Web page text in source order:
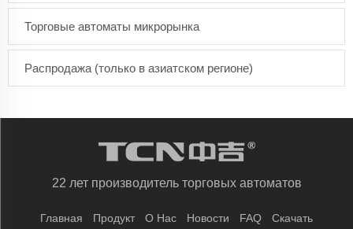
Торговые автоматы микрорынка
Распродажа (только в азиатском регионе)
22 лет производитель торговых автоматов
Главная Продукт О Нас Новости FAQ Скачать